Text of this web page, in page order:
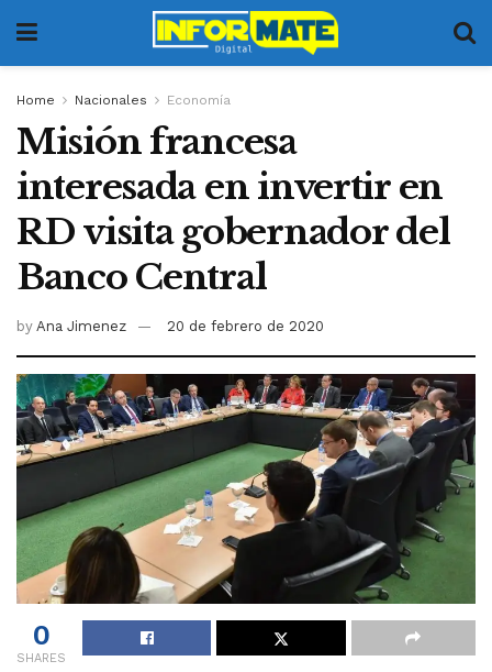
Home Nacionales Economía
Misión francesa
interesada en invertir en
RD visita gobernador del
Banco Central
by Ana Jimenez 20 de febrero de 2020
0
SHARES